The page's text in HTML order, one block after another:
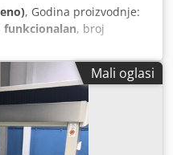
, Godina proizvodnje:
, broj
ponudi! Uključuje
2016! TEHNIČKE
dostupan Softver
računalo: DELL M
10 Stativ:
tip 230 FIX Raspon
Mali oglasi